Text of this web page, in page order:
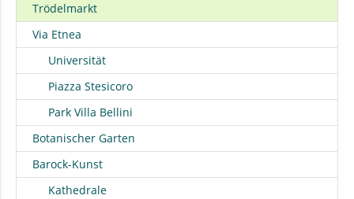
Trödelmarkt
Via Etnea
Universität
Piazza Stesicoro
Park Villa Bellini
Botanischer Garten
Barock-Kunst
Kathedrale